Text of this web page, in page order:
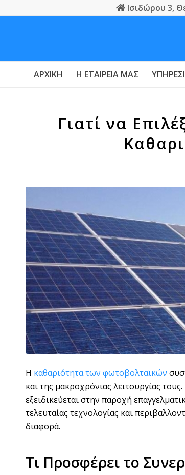
Ισιδώρου 3,
ΑΡΧΙΚΉ Η ΕΤΑΙΡΕΊΑ ΜΑΣ
Γιατί να
Η καθαριότητα των φωτοβολταϊκών
και της μακροχρόνιας λειτουργίας
εξειδικεύεται στην παροχή
τελευταίας τεχνολογίας και
διαφορά.
Τι Προσφέρει το